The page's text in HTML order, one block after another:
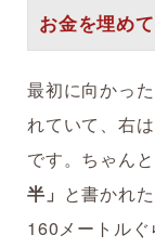
お金を埋め
最初に向かっ
れていて、右
です。ちゃん
半」 と書かれ
160メートル